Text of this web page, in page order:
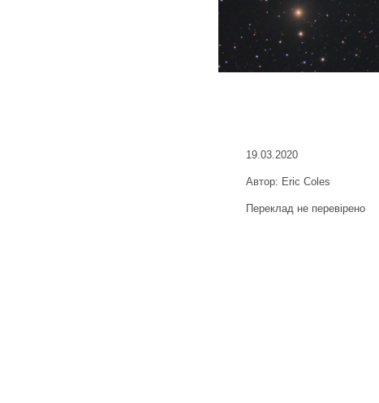
19.03.2020
Автор: Eric Coles
Переклад не перевірено